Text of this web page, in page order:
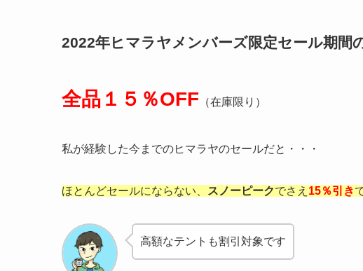
2022年ヒマラヤメンバーズ限定セール期間
全品１５％OFF （在庫限り）
私が経験した今までのヒマラヤのセールだと・・・
ほとんどセールにならない、 スノーピークでさえ 15％引き
高額なテントも割引対象です